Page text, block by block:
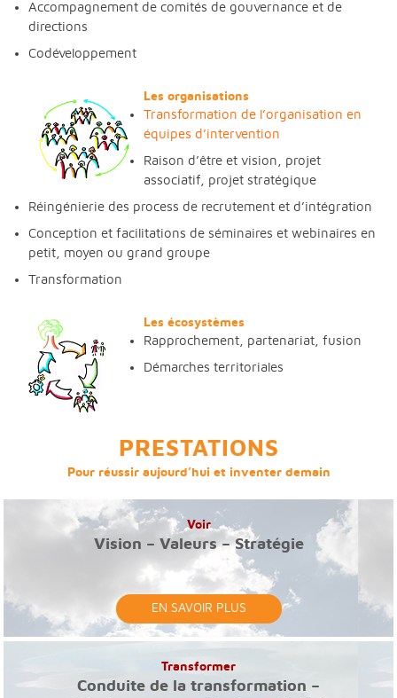
Accompagnement de comités de gouvernance et de
directions
Codéveloppement
Les organisations
Transformation de l’organisation en
équipes d’intervention
Raison d’être et vision, projet
associatif, projet stratégique
Réingénierie des process de recrutement et d’intégration
Conception et facilitations de séminaires et webinaires en
petit, moyen ou grand groupe
Transformation
Les écosystèmes
Rapprochement, partenariat, fusion
Démarches territoriales
PRESTATIONS
Pour réussir aujourd’hui et inventer demain
Voir
Vision – Valeurs – Stratégie
EN SAVOIR PLUS
Transformer
Conduite de la transformation –